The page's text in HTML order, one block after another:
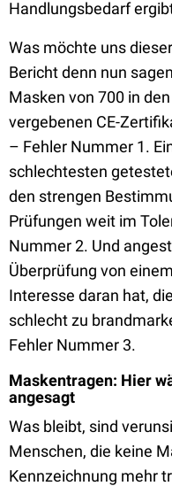
Handlungsbedarf
Was möchte uns
Bericht denn nun
Masken von 700 in
vergebenen CE-
– Fehler Nummer 1.
schlechtesten
den strengen
Prüfungen weit im
Nummer 2. Und
Überprüfung von
Interesse daran hat,
schlecht zu
Fehler Nummer 3.
Maskentragen: Hier
angesagt
Was bleibt, sind
Menschen, die keine
Kennzeichnung mehr